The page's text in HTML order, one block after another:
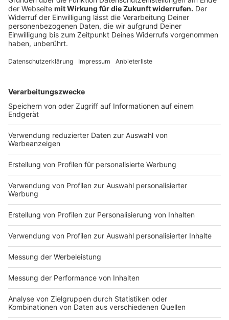
Das ist der Kitchen Club by Nelson Müller:
Anzeige
Bei euch läuft das Radio in der Küche, bei uns die
er uns täglich mit raffinierten Rezepten zum
Nachkochen oder Nachkochen lassen. Nelson nimmt
uns mit in seine Küche und weiht uns in die
Geheimnisse eines bekannten Profikochs ein. Der
Kitchen Club by Nelson Müller ist etwas für alle
Gourmets und Gourmüsen. Für alle von euch, die
wissen, dass Kardamom ein Gewürz ist und kein
Extraklasse. Feinste Küche, die man überall genießen
kann. Serviert in eurem Lieblingsradio. Bon Appetit -
oder wie Nelson es sagt: "Macht nix, wenn's
Nelson Müller live erleben? Hier gibt esInfos zu den
Terminen.
Anzeige